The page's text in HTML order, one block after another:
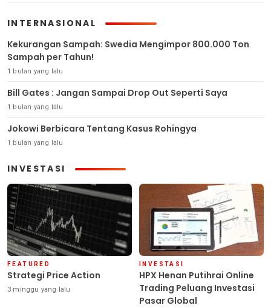
INTERNASIONAL
Kekurangan Sampah: Swedia Mengimpor 800.000 Ton
Sampah per Tahun!
1 bulan yang lalu
Bill Gates : Jangan Sampai Drop Out Seperti Saya
1 bulan yang lalu
Jokowi Berbicara Tentang Kasus Rohingya
1 bulan yang lalu
INVESTASI
FEATURED
Strategi Price Action
3 minggu yang lalu
INVESTASI
HPX Henan Putihrai Online
Trading Peluang Investasi
Pasar Global